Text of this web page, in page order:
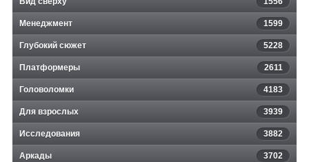
Менеджмент 1599
Глубокий сюжет 5228
Платформеры 2611
Головоломки 4183
Для взрослых 3939
Исследования 3882
Аркады 3702